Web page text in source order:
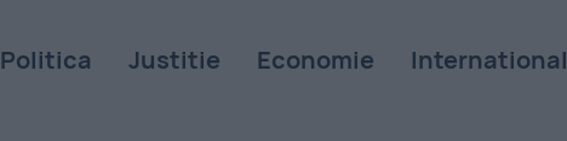
Politica Justitie Economie International